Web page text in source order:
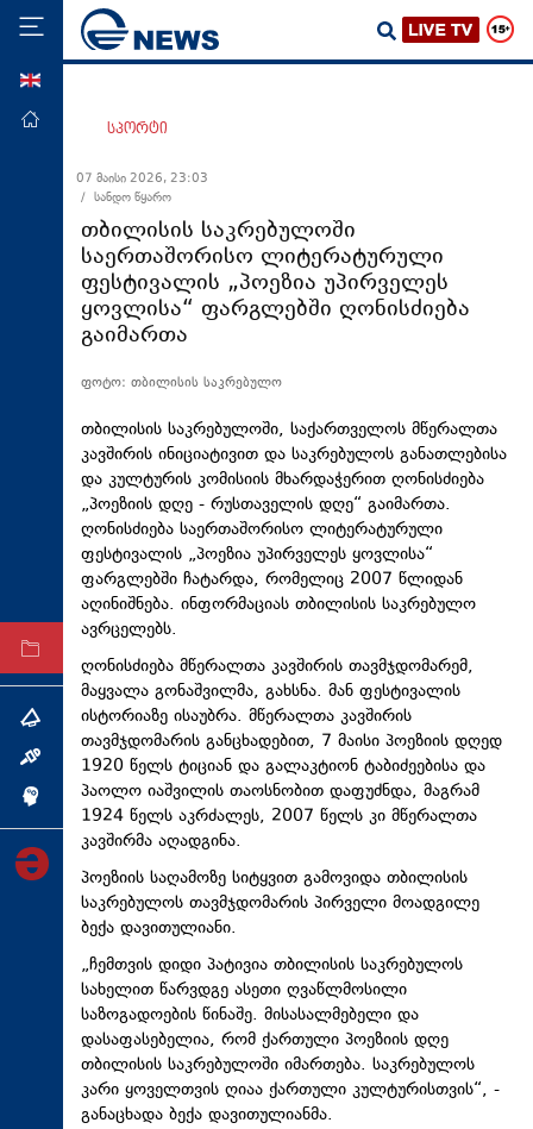
მთავარი
ეკონომიკა
მსოფლიო
ჯანდაცვა
საზოგადოება
რეგიონი
კულტურა
სპორტი
ტექნოლოგიები
თემა
ინტერვიუ
ინქვიზიცია
სპორტი
07 მაისი 2026, 23:03
/ სანდო წყარო
თბილისის საკრებულოში
საერთაშორისო ლიტერატურული
ფესტივალის „პოეზია უპირველეს
ყოვლისა“ ფარგლებში ღონისძიება
გაიმართა
ფოტო: თბილისის საკრებულო
თბილისის საკრებულოში, საქართველოს მწერალთა
კავშირის ინიციატივით და საკრებულოს განათლებისა
და კულტურის კომისიის მხარდაჭერით ღონისძიება
„პოეზიის დღე - რუსთაველის დღე“ გაიმართა.
ღონისძიება საერთაშორისო ლიტერატურული
ფესტივალის „პოეზია უპირველეს ყოვლისა“
ფარგლებში ჩატარდა, რომელიც 2007 წლიდან
აღინიშნება. ინფორმაციას თბილისის საკრებულო
ავრცელებს.
ღონისძიება მწერალთა კავშირის თავმჯდომარემ,
მაყვალა გონაშვილმა, გახსნა. მან ფესტივალის
ისტორიაზე ისაუბრა. მწერალთა კავშირის
თავმჯდომარის განცხადებით, 7 მაისი პოეზიის დღედ
1920 წელს ტიციან და გალაკტიონ ტაბიძეებისა და
პაოლო იაშვილის თაოსნობით დაფუძნდა, მაგრამ
1924 წელს აკრძალეს, 2007 წელს კი მწერალთა
კავშირმა აღადგინა.
პოეზიის საღამოზე სიტყვით გამოვიდა თბილისის
საკრებულოს თავმჯდომარის პირველი მოადგილე
ბექა დავითულიანი.
„ჩემთვის დიდი პატივია თბილისის საკრებულოს
სახელით წარვდგე ასეთი ღვაწლმოსილი
საზოგადოების წინაშე. მისასალმებელი და
დასაფასებელია, რომ ქართული პოეზიის დღე
თბილისის საკრებულოში იმართება. საკრებულოს
კარი ყოველთვის ღიაა ქართული კულტურისთვის“, -
განაცხადა ბექა დავითულიანმა.